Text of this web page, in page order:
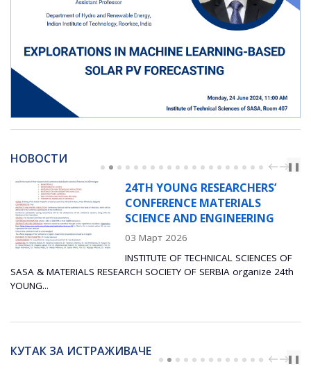
НОВОСТИ
PREVNEXT
❚❚
24TH YOUNG RESEARCHERS’
CONFERENCE MATERIALS
SCIENCE AND ENGINEERING
03 Март 2026
INSTITUTE OF TECHNICAL SCIENCES OF
SASA & MATERIALS RESEARCH SOCIETY OF SERBIA organize 24th
YOUNG...
КУТАК ЗА ИСТРАЖИВАЧЕ
PREVNEXT
❚❚